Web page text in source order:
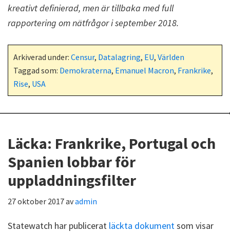
kreativt definierad, men är tillbaka med full
rapportering om nätfrågor i september 2018.
Arkiverad under: Censur, Datalagring, EU, Världen
Taggad som: Demokraterna, Emanuel Macron, Frankrike,
Rise, USA
Läcka: Frankrike, Portugal och
Spanien lobbar för
uppladdningsfilter
27 oktober 2017avadmin
Statewatch har publicerat läckta dokument som visar